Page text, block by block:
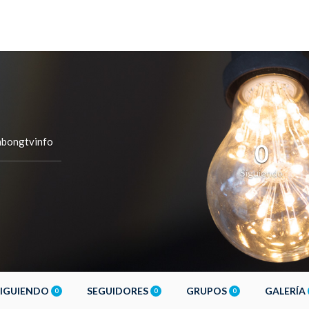
0
Siguiendo
0 SEGUIDORES 0 GRUPOS 0 GALERÍA